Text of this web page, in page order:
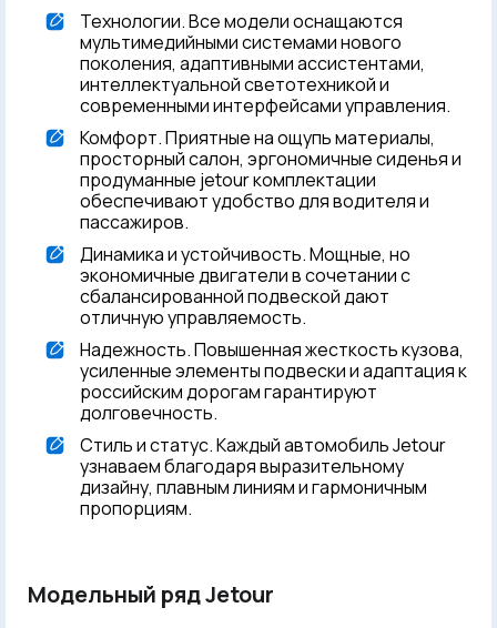
Технологии. Все модели оснащаются
мультимедийными системами нового
поколения, адаптивными ассистентами,
интеллектуальной светотехникой и
современными интерфейсами управления.
Комфорт. Приятные на ощупь материалы,
просторный салон, эргономичные сиденья и
продуманные jetour комплектации
обеспечивают удобство для водителя и
пассажиров.
Динамика и устойчивость. Мощные, но
экономичные двигатели в сочетании с
сбалансированной подвеской дают
отличную управляемость.
Надежность. Повышенная жесткость кузова,
усиленные элементы подвески и адаптация к
российским дорогам гарантируют
долговечность.
Стиль и статус. Каждый автомобиль Jetour
узнаваем благодаря выразительному
дизайну, плавным линиям и гармоничным
пропорциям.
Модельный ряд Jetour